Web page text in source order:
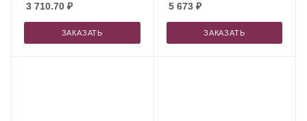
3 710.70 ₽
ЗАКАЗАТЬ
5 673₽
ЗАКАЗАТЬ